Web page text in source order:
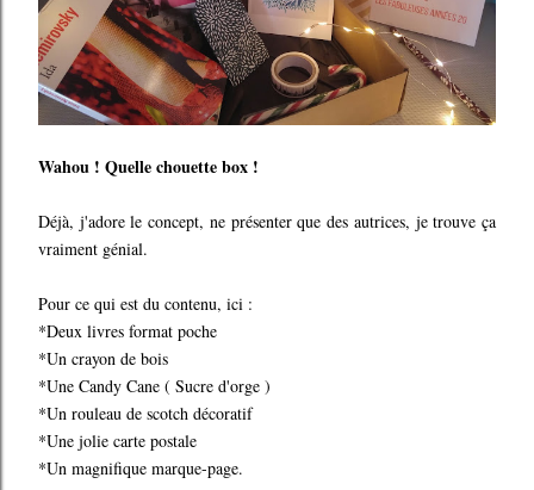
Wahou ! Quelle chouette box !
Déjà, j'adore le concept, ne présenter que des autrices, je trouve ça
vraiment génial.
Pour ce qui est du contenu, ici :
*Deux livres format poche
*Un crayon de bois
*Une Candy Cane ( Sucre d'orge )
*Un rouleau de scotch décoratif
*Une jolie carte postale
*Un magnifique marque-page.